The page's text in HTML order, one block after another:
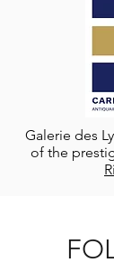
Galerie des
of the